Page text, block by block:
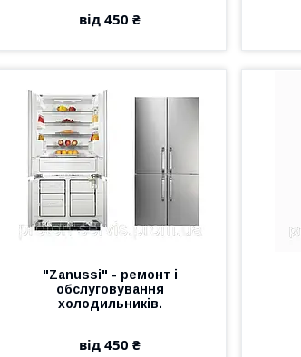
від 450 ₴
"Zanussi" - ремонт і
обслуговування
холодильників.
від 450 ₴